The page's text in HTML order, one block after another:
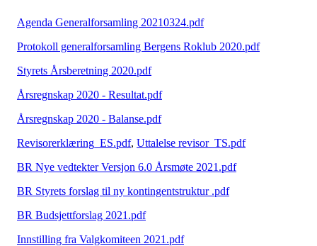
Agenda Generalforsamling 20210324.pdf
Protokoll generalforsamling Bergens Roklub 2020.pdf
Styrets Årsberetning 2020.pdf
Årsregnskap 2020 - Resultat.pdf
Årsregnskap 2020 - Balanse.pdf
Revisorerklæring_ES.pdf, Uttalelse revisor_TS.pdf
BR Nye vedtekter Versjon 6.0 Årsmøte 2021.pdf
BR Styrets forslag til ny kontingentstruktur .pdf
BR Budsjettforslag 2021.pdf
Innstilling fra Valgkomiteen 2021.pdf